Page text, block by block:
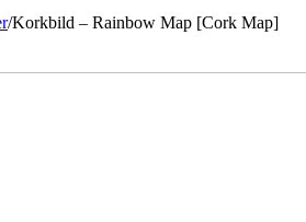
/Korkbild – Rainbow Map [Cork Map]